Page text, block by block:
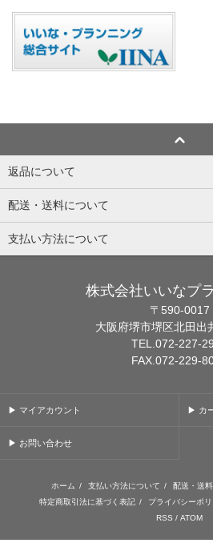
返品について
配送・送料について
支払い方法について
株式会社いいなプ
〒590-0017
大阪府堺市堺区北田出
TEL.072-227-
FAX.072-229-
▶ マイアカウント ▶ カ
▶ お問い合わせ
ホーム / 支払い方法について / 配送・送
特定商取引法に基づく表記 / プライバシーポ
RSS / ATOM